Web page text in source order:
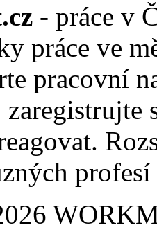
- práce v
práce ve
pracovní